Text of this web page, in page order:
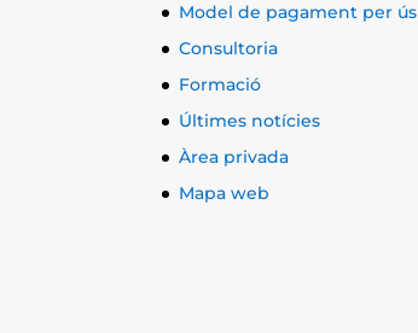
Model de pagament per ús
Consultoria
Formació
Últimes notícies
Àrea privada
Mapa web